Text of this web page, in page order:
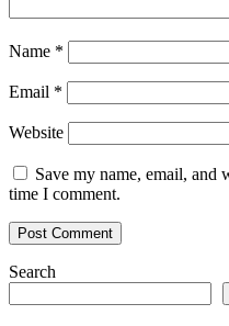
Name *
Email *
Website
Save my name, email, and
time I comment.
Search